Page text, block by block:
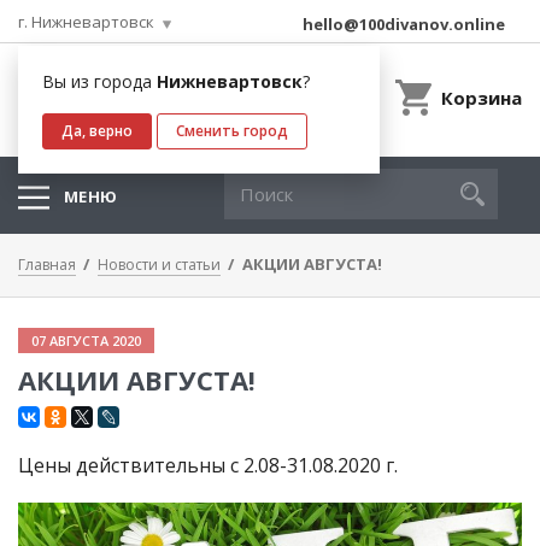
г. Нижневартовск
Вы из города Нижневартовск?
Да, верно Сменить город
hello@100divanov.online
Корзина
МЕНЮ
Главная Новости и статьи АКЦИИ АВГУСТА!
07 АВГУСТА 2020
АКЦИИ АВГУСТА!
Цены действительны с 2.08-31.08.2020 г.